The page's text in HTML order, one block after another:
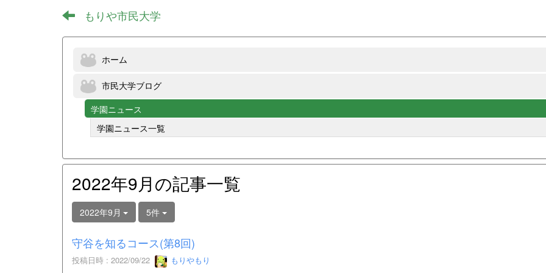
もりや市民大学
ホーム
市民大学ブログ
学園ニュース
学園ニュース一覧
2022年9月の記事一覧
2022年9月 5件
守谷を知るコース(第8回)
投稿日時 : 2022/09/22 もりやもり